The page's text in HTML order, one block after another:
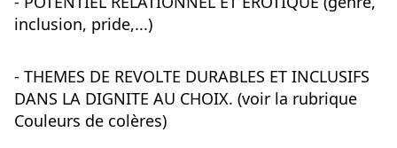
inclusion, pride,...)
- THEMES DE REVOLTE DURABLES ET INCLUSIFS
DANS LA DIGNITE AU CHOIX. (voir la rubrique
Couleurs de colères)